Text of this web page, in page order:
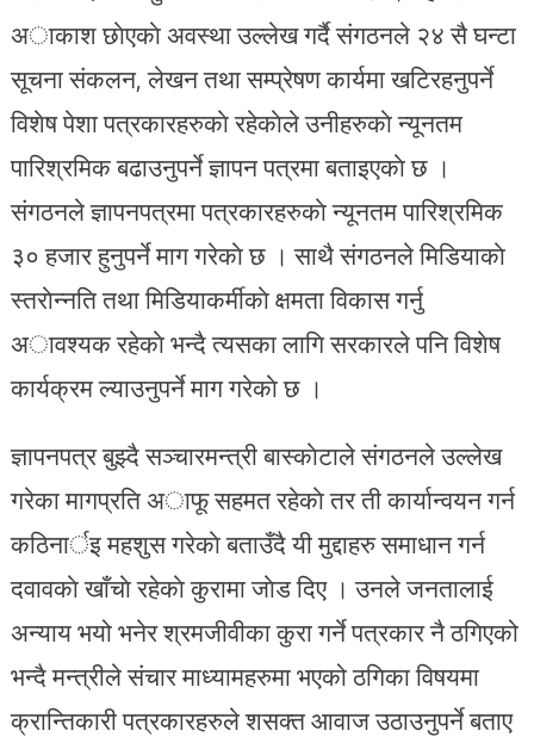
अाकाश छाेएकाे अवस्था उल्लेख गर्दै संगठनले २४ सै घन्टा
सूचना संकलन, लेखन तथा सम्प्रेषण कार्यमा खटिरहनुपर्ने
विशेष पेशा पत्रकारहरुकाे रहेकाेले उनीहरुकाे न्यूनतम
पारिश्रमिक बढाउनुपर्ने ज्ञापन पत्रमा बताइएकाे छ ।
संगठनले ज्ञापनपत्रमा पत्रकारहरुकाे न्यूनतम पारिश्रमिक
३० हजार हुनुपर्ने माग गरेकाे छ । साथै संगठनले मिडियाकाे
स्तराेन्नति तथा मिडियाकर्मीकाे क्षमता विकास गर्नु
अावश्यक रहेकाे भन्दै त्यसका लागि सरकारले पनि विशेष
कार्यक्रम ल्याउनुपर्ने माग गरेकाे छ ।
ज्ञापनपत्र बुझ्दै सञ्चारमन्त्री बास्काेटाले संगठनले उल्लेख
गरेका मागप्रति अाफू सहमत रहेकाे तर ती कार्यान्वयन गर्न
कठिनार्इ महशुस गरेकाे बताउँदै यी मुद्दाहरु समाधान गर्न
दवावकाे खाँचाे रहेकाे कुरामा जाेड दिए । उनले जनतालाई
अन्याय भयो भनेर श्रमजीवीका कुरा गर्ने पत्रकार नै ठगिएको
भन्दै मन्त्रीले संचार माध्यामहरुमा भएको ठगिका विषयमा
क्रान्तिकारी पत्रकारहरुले शसक्त आवाज उठाउनुपर्ने बताए